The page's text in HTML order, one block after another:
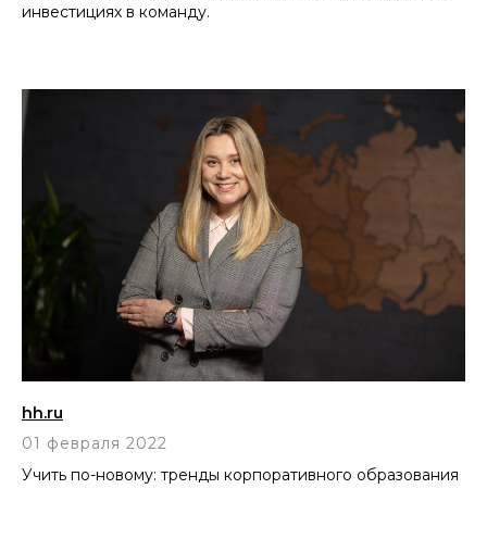
инвестициях в команду.
hh.ru
01 февраля 2022
Учить по-новому: тренды корпоративного образования